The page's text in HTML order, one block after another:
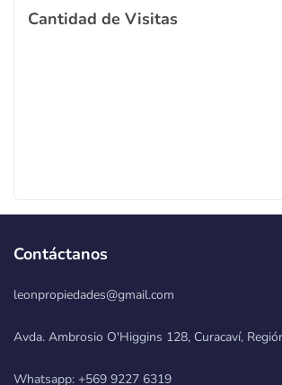
Cantidad de Visitas
Contáctanos
leonpropiedades@gmail.com
Avda. Ambrosio O'Higgins 128, Curacaví,
Whatsapp: +569 9227 6319